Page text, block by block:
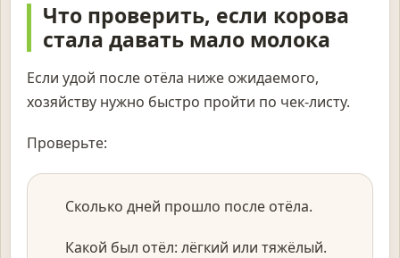
Что проверить, если корова
стала давать мало молока
Если удой после отёла ниже ожидаемого,
хозяйству нужно быстро пройти по чек-листу.
Проверьте:
Сколько дней прошло после отёла.
Какой был отёл: лёгкий или тяжёлый.